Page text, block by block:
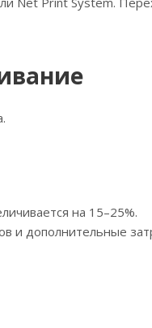
на 15–25%.
и дополнительные